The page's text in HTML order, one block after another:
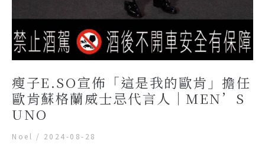
瘦子E.SO宣佈「這是我的歐肯」擔任
歐肯蘇格蘭威士忌代言人｜MEN’S
UNO
Noel / 2024-08-28